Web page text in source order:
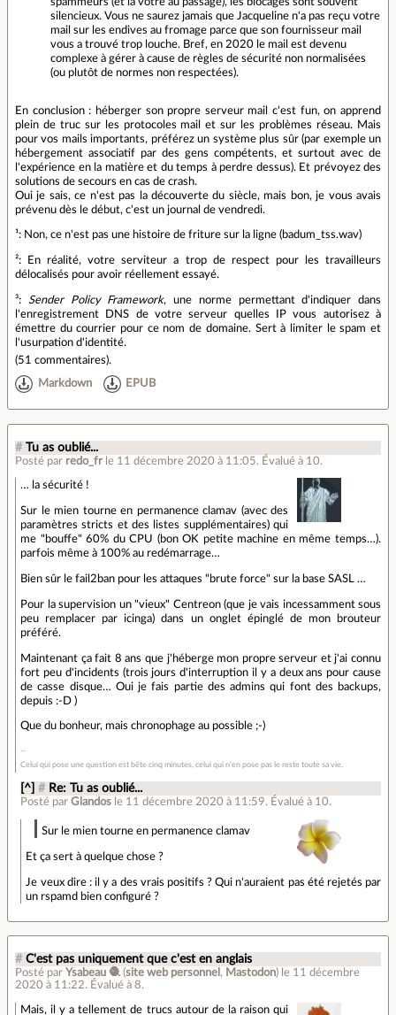
silencieux. Vous ne saurez jamais que Jacqueline n'a pas reçu votre
mail sur les endives au fromage parce que son fournisseur mail
vous a trouvé trop louche. Bref, en 2020 le mail est devenu
complexe à gérer à cause de règles de sécurité non normalisées
(ou plutôt de normes non respectées).
En conclusion : héberger son propre serveur mail c'est fun, on apprend
plein de truc sur les protocoles mail et sur les problèmes réseau. Mais
pour vos mails importants, préférez un système plus sûr (par exemple un
hébergement associatif par des gens compétents, et surtout avec de
l'expérience en la matière et du temps à perdre dessus). Et prévoyez des
solutions de secours en cas de crash.
Oui je sais, ce n'est pas la découverte du siècle, mais bon, je vous avais
prévenu dès le début, c'est un journal de vendredi.
¹: Non, ce n'est pas une histoire de friture sur la ligne (badum_tss.wav)
²: En réalité, votre serviteur a trop de respect pour les travailleurs
délocalisés pour avoir réellement essayé.
³: Sender Policy Framework, une norme permettant d'indiquer dans
l'enregistrement DNS de votre serveur quelles IP vous autorisez à
émettre du courrier pour ce nom de domaine. Sert à limiter le spam et
l'usurpation d'identité.
(51 commentaires).
Markdown EPUB
# Tu as oublié...
Posté par redo_fr le 11 décembre 2020 à 11:05. Évalué à 10.
… la sécurité !
Sur le mien tourne en permanence clamav (avec des
paramètres stricts et des listes supplémentaires) qui
me "bouffe" 60% du CPU (bon OK petite machine en même temps…).
parfois même à 100% au redémarrage…
Bien sûr le fail2ban pour les attaques "brute force" sur la base SASL …
Pour la supervision un "vieux" Centreon (que je vais incessamment sous
peu remplacer par icinga) dans un onglet épinglé de mon brouteur
préféré.
Maintenant ça fait 8 ans que j'héberge mon propre serveur et j'ai connu
fort peu d'incidents (trois jours d'interruption il y a deux ans pour cause
de casse disque… Oui je fais partie des admins qui font des backups,
depuis :-D )
Que du bonheur, mais chronophage au possible ;-)
Celui qui pose une question est bête cinq minutes, celui qui n'en pose pas le reste toute sa vie.
[^] # Re: Tu as oublié...
Posté parGlandos le 11 décembre 2020 à 11:59. Évalué à 10.
Sur le mien tourne en permanence clamav
Et ça sert à quelque chose ?
Je veux dire : il y a des vrais positifs ? Qui n'auraient pas été rejetés par
un rspamd bien configuré ?
# C'est pas uniquement que c'est en anglais
Posté par Ysabeau 🧶 (site web personnel , Mastodon) le 11 décembre
2020 à 11:22. Évalué à 8.
Mais, il y a tellement de trucs autour de la raison qui